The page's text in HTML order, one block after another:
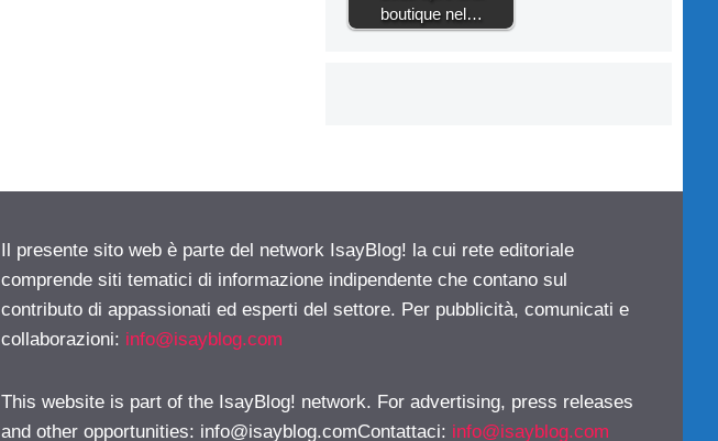
boutique nel…
Il presente sito web è parte del network IsayBlog! la cui rete editoriale
comprende siti tematici di informazione indipendente che contano sul
contributo di appassionati ed esperti del settore. Per pubblicità, comunicati e
collaborazioni: info@isayblog.com
This website is part of the IsayBlog! network. For advertising, press releases
and other opportunities: info@isayblog.comContattaci: info@isayblog.com